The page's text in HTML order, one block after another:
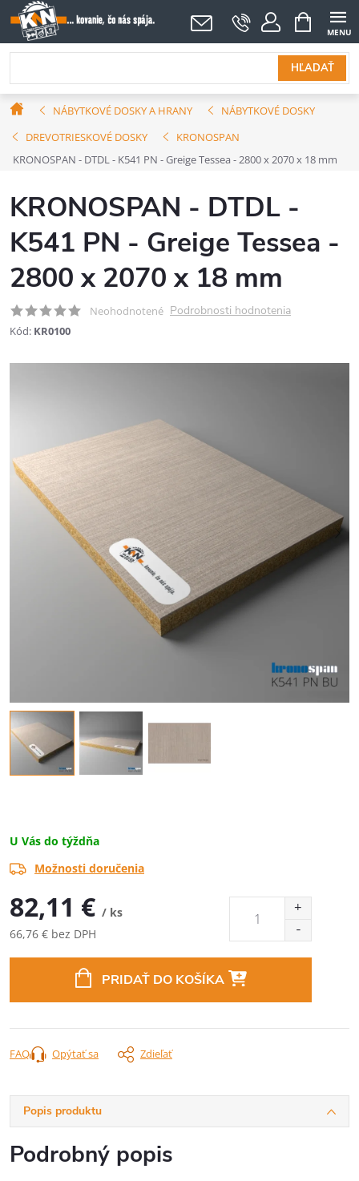
Prejsť
na
obsah
HĽADAŤ
NÁKUPNÝ
KOŠÍK
DomovNÁBYTKOVÉ DOSKY A HRANY
NÁBYTKOVÉ DOSKY
DREVOTRIESKOVÉ DOSKY
KRONOSPAN
KRONOSPAN - DTDL - K541 PN - Greige Tessea - 2800 x 2070 x 18 mm
KRONOSPAN - DTDL -
K541 PN - Greige Tessea -
2800 x 2070 x 18 mm
Neohodnotené Podrobnosti hodnotenia
Kód: KR0100
U Vás do týždňa
Možnosti doručenia
82,11 € / ks
66,76 € bez DPH
PRIDAŤ DO KOŠÍKA
Opýtať sa Zdieľať
FAQ
Popis produktu
Podrobný popis